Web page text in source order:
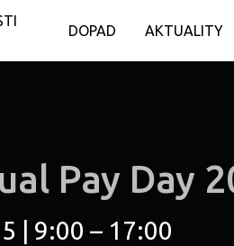
DOPAD AKTUALITY
Pay Day
| 9:00 – 17:00